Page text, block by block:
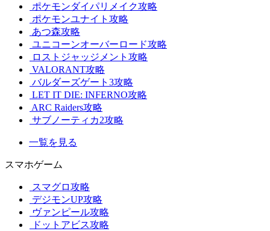
ポケモンダイパリメイク攻略
ポケモンユナイト攻略
あつ森攻略
ユニコーンオーバーロード攻略
ロストジャッジメント攻略
VALORANT攻略
バルダーズゲート3攻略
LET IT DIE: INFERNO攻略
ARC Raiders攻略
サブノーティカ2攻略
一覧を見る
スマホゲーム
スマグロ攻略
デジモンUP攻略
ヴァンピール攻略
ドットアビス攻略